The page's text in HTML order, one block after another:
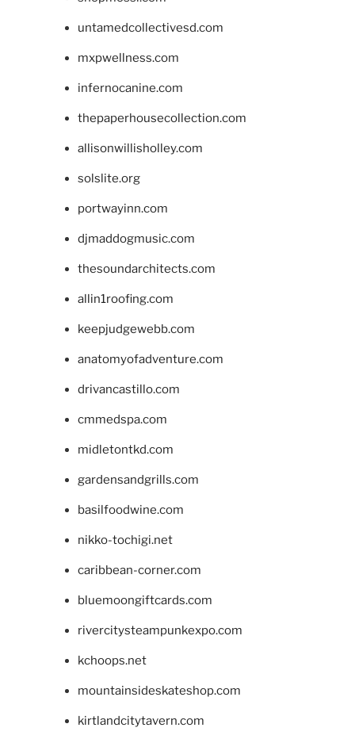
untamedcollectivesd.com
mxpwellness.com
infernocanine.com
thepaperhousecollection.com
allisonwillisholley.com
solslite.org
portwayinn.com
djmaddogmusic.com
thesoundarchitects.com
allin1roofing.com
keepjudgewebb.com
anatomyofadventure.com
drivancastillo.com
cmmedspa.com
midletontkd.com
gardensandgrills.com
basilfoodwine.com
nikko-tochigi.net
caribbean-corner.com
bluemoongiftcards.com
rivercitysteampunkexpo.com
kchoops.net
mountainsideskateshop.com
kirtlandcitytavern.com